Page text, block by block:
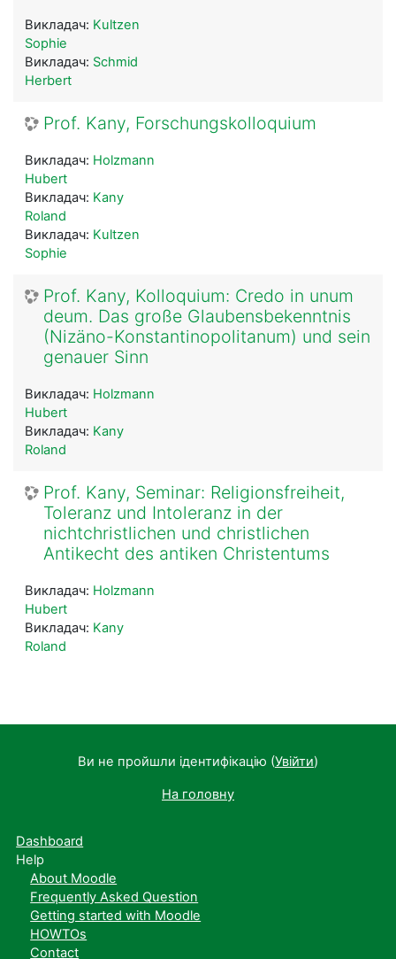
Викладач: Kultzen
Sophie
Викладач: Schmid
Herbert
Prof. Kany, Forschungskolloquium
Викладач: Holzmann
Hubert
Викладач: Kany
Roland
Викладач: Kultzen
Sophie
Prof. Kany, Kolloquium: Credo in unum
deum. Das große Glaubensbekenntnis
(Nizäno-Konstantinopolitanum) und sein
genauer Sinn
Викладач: Holzmann
Hubert
Викладач: Kany
Roland
Prof. Kany, Seminar: Religionsfreiheit,
Toleranz und Intoleranz in der
nichtchristlichen und christlichen
Antikecht des antiken Christentums
Викладач: Holzmann
Hubert
Викладач: Kany
Roland
Ви не пройшли ідентифікацію (Увійти)
На головну
Dashboard
Help
About Moodle
Frequently Asked Question
Getting started with Moodle
HOWTOs
Contact